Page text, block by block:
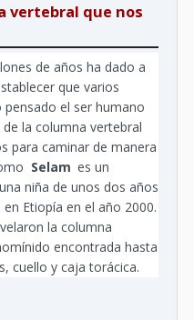
vertebral que nos
de años ha dado a
que varios
el ser humano
la columna vertebral
para caminar de manera
Selam es un
niña de unos dos años
Etiopía en el año 2000.
la columna
encontrada hasta
cuello y caja torácica.